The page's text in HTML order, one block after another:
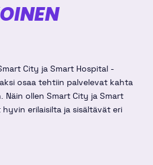
City ja Smart Hospital -
osaa tehtiin palvelevat kahta
ollen Smart City ja Smart
erilaisilta ja sisältävät eri